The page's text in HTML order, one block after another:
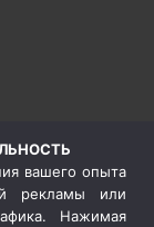
вашего опыта
рекламы или
Нажимая